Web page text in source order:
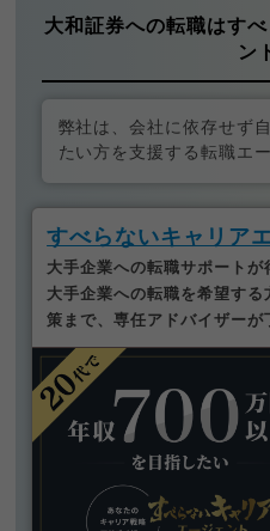
大和証券への転職はす
ン
弊社は、会社に依存せず
たい方を支援する転職エ
すべらないキャリア
大手企業への転職サポートが
大手企業への転職を希望す
策まで、専任アドバイザーが